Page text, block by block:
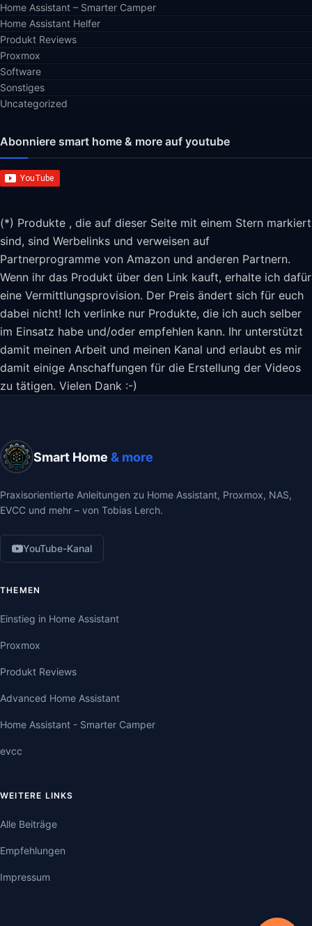
Home Assistant – Smarter Camper
Home Assistant Helfer
Produkt Reviews
Proxmox
Software
Sonstiges
Uncategorized
Abonniere smart home & more auf youtube
(*) Produkte , die auf dieser Seite mit einem Stern markiert
sind, sind Werbelinks und verweisen auf
Partnerprogramme von Amazon und anderen Partnern.
Wenn ihr das Produkt über den Link kauft, erhalte ich dafür
eine Vermittlungsprovision. Der Preis ändert sich für euch
dabei nicht! Ich verlinke nur Produkte, die ich auch selber
im Einsatz habe und/oder empfehlen kann. Ihr unterstützt
damit meinen Arbeit und meinen Kanal und erlaubt es mir
damit einige Anschaffungen für die Erstellung der Videos
zu tätigen. Vielen Dank :-)
Smart Home & more
Praxisorientierte Anleitungen zu Home Assistant, Proxmox, NAS,
EVCC und mehr – von Tobias Lerch.
YouTube-Kanal
THEMEN
Einstieg in Home Assistant
Proxmox
Produkt Reviews
Advanced Home Assistant
Home Assistant - Smarter Camper
evcc
WEITERE LINKS
Alle Beiträge
Empfehlungen
Impressum